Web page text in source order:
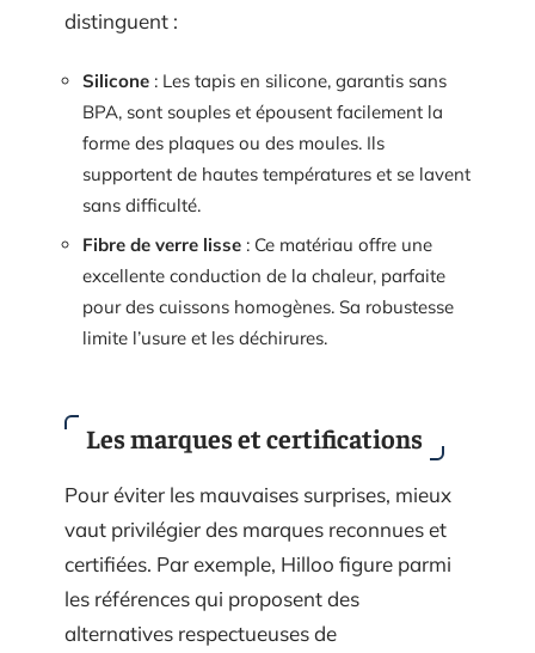
distinguent :
Silicone : Les tapis en silicone, garantis sans
BPA, sont souples et épousent facilement la
forme des plaques ou des moules. Ils
supportent de hautes températures et se lavent
sans difficulté.
Fibre de verre lisse : Ce matériau offre une
excellente conduction de la chaleur, parfaite
pour des cuissons homogènes. Sa robustesse
limite l’usure et les déchirures.
Les marques et certifications
Pour éviter les mauvaises surprises, mieux
vaut privilégier des marques reconnues et
certifiées. Par exemple, Hilloo figure parmi
les références qui proposent des
alternatives respectueuses de